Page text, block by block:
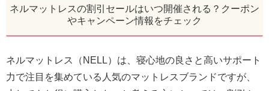
ネルマットレスの割引セールはいつ開催される？クーポン
やキャンペーン情報をチェック
ネルマットレス（NELL）は、寝心地の良さと高いサポート
力で注目を集めている人気のマットレスブランドですが、